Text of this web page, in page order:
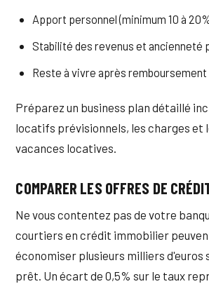
Apport personnel (minimum 10 à
Stabilité des revenus et ancienneté
Reste à vivre après
Préparez un business plan détaillé
locatifs prévisionnels, les charges et
vacances locatives.
COMPARER LES OFFRES DE
Ne vous contentez pas de votre
courtiers en crédit immobilier
économiser plusieurs milliers d'euros
prêt. Un écart de 0,5% sur le taux